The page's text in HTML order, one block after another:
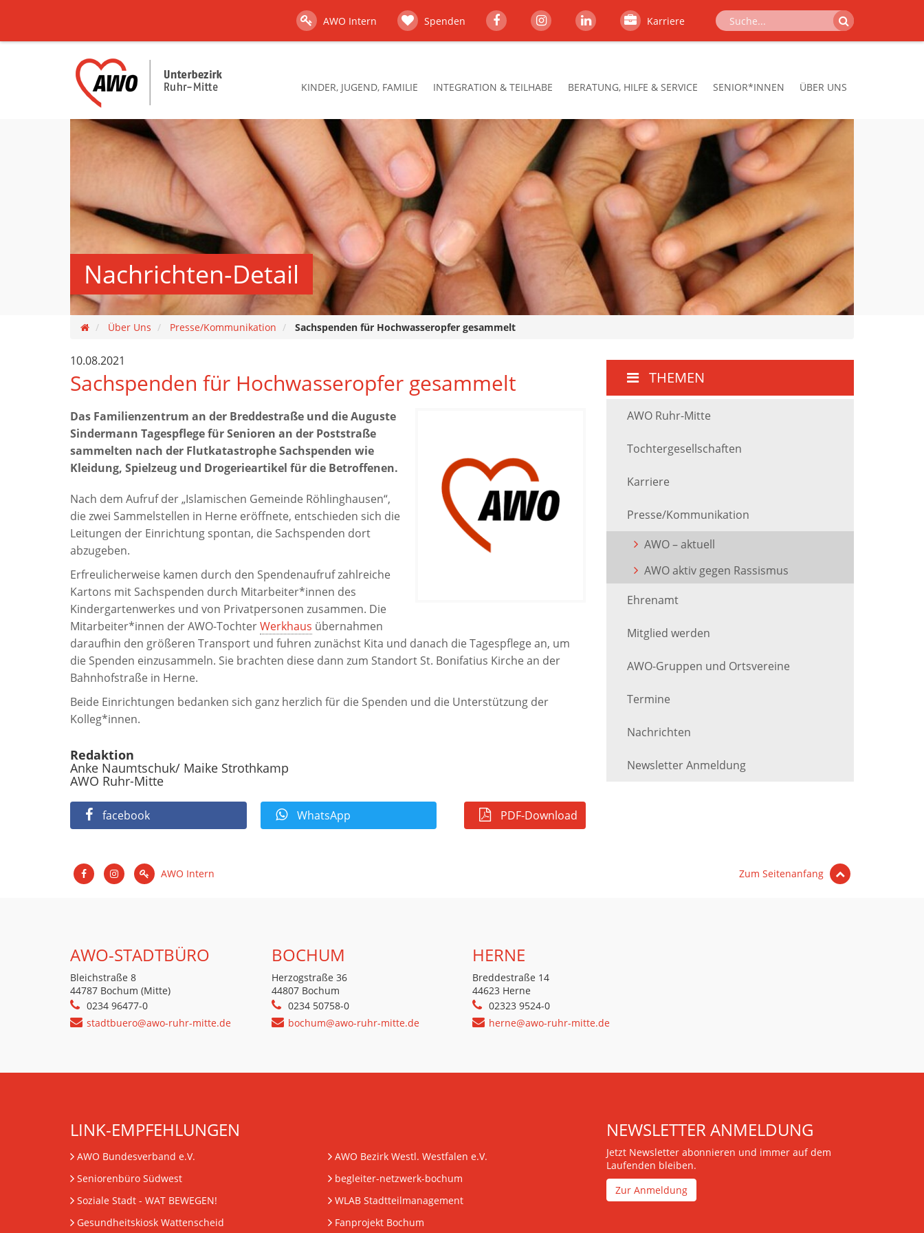
AWO Intern Spenden Karriere
KINDER, JUGEND, FAMILIE INTEGRATION & TEILHABE BERATUNG, HILFE & SERVICE SENIOR*INNEN ÜBER UNS
Nachrichten-Detail
Über Uns Presse/Kommunikation Sachspenden für Hochwasseropfer gesammelt
10.08.2021
Sachspenden für Hochwasseropfer gesammelt
Das Familienzentrum an der Breddestraße und die Auguste
Sindermann Tagespflege für Senioren an der Poststraße
sammelten nach der Flutkatastrophe Sachspenden wie
Kleidung, Spielzeug und Drogerieartikel für die Betroffenen.
Nach dem Aufruf der „Islamischen Gemeinde Röhlinghausen“,
die zwei Sammelstellen in Herne eröffnete, entschieden sich die
Leitungen der Einrichtung spontan, die Sachspenden dort
abzugeben.
Erfreulicherweise kamen durch den Spendenaufruf zahlreiche
Kartons mit Sachspenden durch Mitarbeiter*innen des
Kindergartenwerkes und von Privatpersonen zusammen. Die
Mitarbeiter*innen der AWO-TochterWerkhaus übernahmen
daraufhin den größeren Transport und fuhren zunächst Kita und danach die Tagespflege an, um
die Spenden einzusammeln. Sie brachten diese dann zum Standort St. Bonifatius Kirche an der
Bahnhofstraße in Herne.
Beide Einrichtungen bedanken sich ganz herzlich für die Spenden und die Unterstützung der
Kolleg*innen.
Redaktion
Anke Naumtschuk/ Maike Strothkamp
AWO Ruhr-Mitte
facebook WhatsApp PDF-Download
THEMEN
AWO Ruhr-Mitte
Tochtergesellschaften
Karriere
Presse/Kommunikation
AWO – aktuell
AWO aktiv gegen Rassismus
Ehrenamt
Mitglied werden
AWO-Gruppen und Ortsvereine
Termine
Nachrichten
Newsletter Anmeldung
AWO Intern Zum Seitenanfang
AWO-STADTBÜRO
Bleichstraße 8
44787 Bochum (Mitte)
0234 96477-0
stadtbuero@awo-ruhr-mitte.de
BOCHUM
Herzogstraße 36
44807 Bochum
0234 50758-0
bochum@awo-ruhr-mitte.de
HERNE
Breddestraße 14
44623 Herne
02323 9524-0
herne@awo-ruhr-mitte.de
LINK-EMPFEHLUNGEN
AWO Bundesverband e.V.
AWO Bezirk Westl. Westfalen e.V.
Seniorenbüro Südwest
begleiter-netzwerk-bochum
Soziale Stadt - WAT BEWEGEN!
WLAB Stadtteilmanagement
Gesundheitskiosk Wattenscheid
Fanprojekt Bochum
NEWSLETTER ANMELDUNG
Jetzt Newsletter abonnieren und immer auf dem
Laufenden bleiben.
Zur Anmeldung